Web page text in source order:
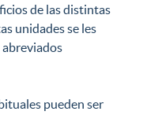
de las distintas
unidades se les
abreviados
pueden ser